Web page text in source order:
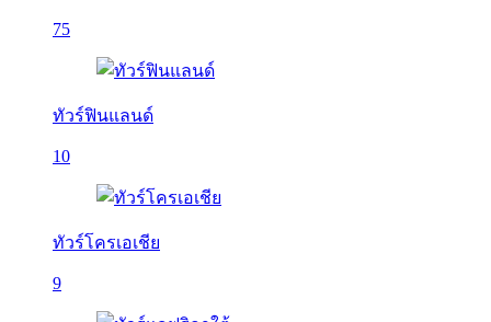
75
ทัวร์ฟินแลนด์
10
ทัวร์โครเอเชีย
9